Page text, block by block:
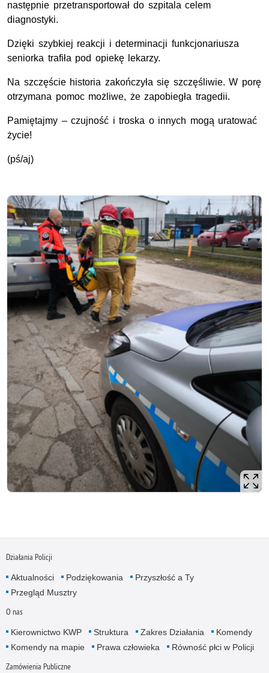
następnie przetransportował do szpitala celem
diagnostyki.
Dzięki szybkiej reakcji i determinacji funkcjonariusza
seniorka trafiła pod opiekę lekarzy.
Na szczęście historia zakończyła się szczęśliwie. W porę
otrzymana pomoc możliwe, że zapobiegła tragedii.
Pamiętajmy – czujność i troska o innych mogą uratować
życie!
(pś/aj)
Działania Policji
Aktualności Podziękowania
Przyszłość a Ty
Przegląd Musztry
O nas
Kierownictwo KWP Struktura Zakres Działania
Komendy
Komendy na mapie
Prawa człowieka Równość płci w Policji
Zamówienia Publiczne